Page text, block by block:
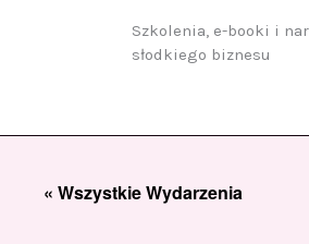
Szkolenia, e-booki i
słodkiego biznesu
« Wszystkie Wydarzenia